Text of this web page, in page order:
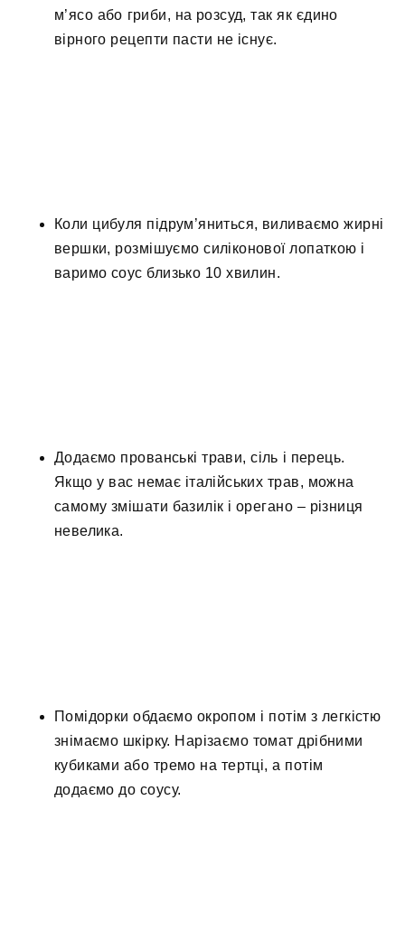
м’ясо або гриби, на розсуд, так як єдино
вірного рецепти пасти не існує.
Коли цибуля підрум’яниться, виливаємо жирні
вершки, розмішуємо силіконової лопаткою і
варимо соус близько 10 хвилин.
Додаємо прованські трави, сіль і перець.
Якщо у вас немає італійських трав, можна
самому змішати базилік і орегано – різниця
невелика.
Помідорки обдаємо окропом і потім з легкістю
знімаємо шкірку. Нарізаємо томат дрібними
кубиками або тремо на тертці, а потім
додаємо до соусу.